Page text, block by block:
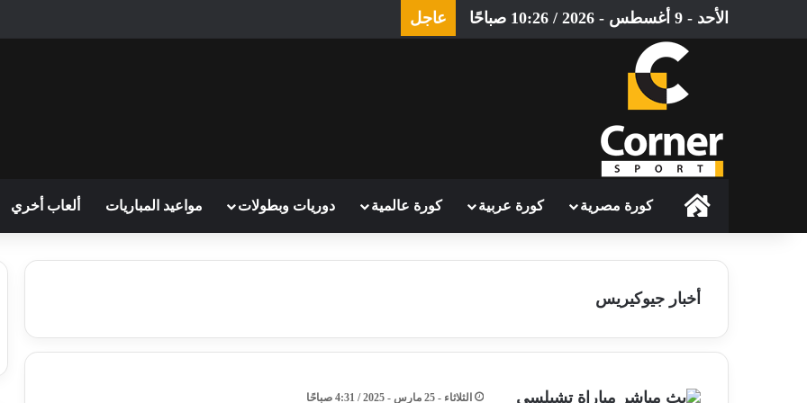
الأحد - 9 أغسطس - 2026 / 10:26 صباحًا عاجل
الرئيسيةكورة مصرية كورة عربية كورة عالمية دوريات وبطولات مواعيد المباريات ألعاب أخري
أخبار جيوكيريس
الثلاثاء - 25 مارس - 2025 / 4:31 صباحًا